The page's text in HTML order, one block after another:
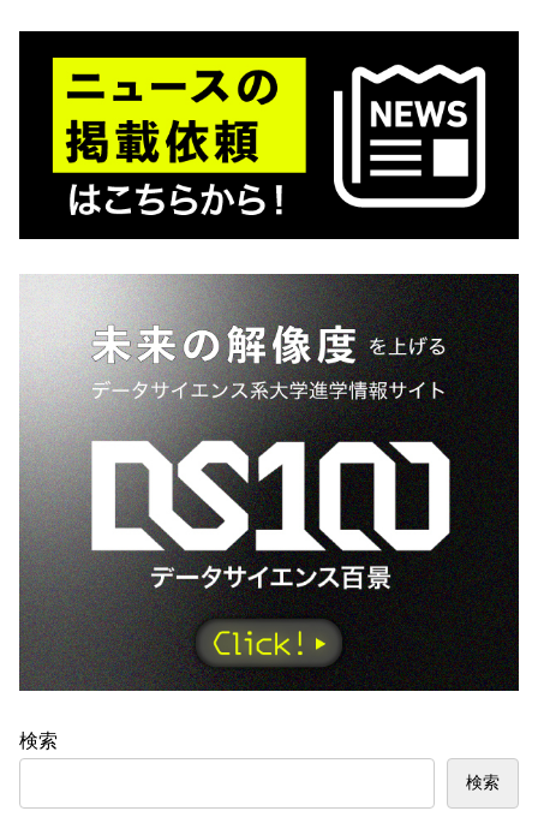
検索
検索